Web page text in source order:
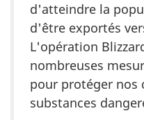
d'atteindre la
d'être exportés
L'opération
nombreuses
pour protéger nos
substances